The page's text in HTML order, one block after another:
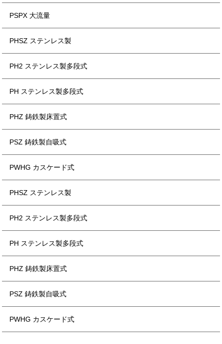
PSPX 大流量
PHSZ ステンレス製
PH2 ステンレス製多段式
PH ステンレス製多段式
PHZ 鋳鉄製床置式
PSZ 鋳鉄製自吸式
PWHG カスケード式
PHSZ ステンレス製
PH2 ステンレス製多段式
PH ステンレス製多段式
PHZ 鋳鉄製床置式
PSZ 鋳鉄製自吸式
PWHG カスケード式